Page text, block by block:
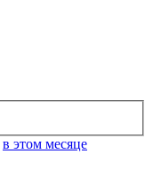
в этом месяце